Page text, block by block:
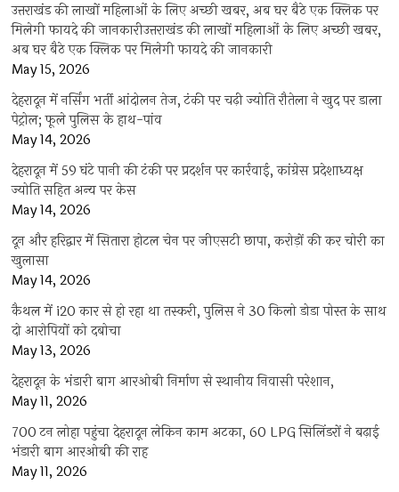
उत्तराखंड की लाखों महिलाओं के लिए अच्छी खबर, अब घर बैठे एक क्लिक पर
मिलेगी फायदे की जानकारीउत्तराखंड की लाखों महिलाओं के लिए अच्छी खबर,
अब घर बैठे एक क्लिक पर मिलेगी फायदे की जानकारी
May 15, 2026
देहरादून में नर्सिंग भर्ती आंदोलन तेज, टंकी पर चढ़ी ज्योति रौतेला ने खुद पर डाला
पेट्रोल; फूले पुलिस के हाथ-पांव
May 14, 2026
देहरादून में 59 घंटे पानी की टंकी पर प्रदर्शन पर कार्रवाई, कांग्रेस प्रदेशाध्यक्ष
ज्योति सहित अन्य पर केस
May 14, 2026
दून और हरिद्वार में सितारा होटल चेन पर जीएसटी छापा, करोड़ों की कर चोरी का
खुलासा
May 14, 2026
कैथल में i20 कार से हो रहा था तस्करी, पुलिस ने 30 किलो डोडा पोस्त के साथ
दो आरोपियों को दबोचा
May 13, 2026
देहरादून के भंडारी बाग आरओबी निर्माण से स्थानीय निवासी परेशान,
May 11, 2026
700 टन लोहा पहुंचा देहरादून लेकिन काम अटका, 60 LPG सिलिंडरों ने बढ़ाई
भंडारी बाग आरओबी की राह
May 11, 2026